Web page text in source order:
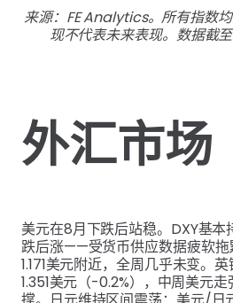
来源：FE Analytics。所有指数
现不代表未来表现。数据截
外汇市场
美元在8月下跌后站稳。DXY基
跌后涨——受货币供应数据疲软拖
1.171美元附近，全周几乎未变。
1.351美元（-0.2%），中周美元